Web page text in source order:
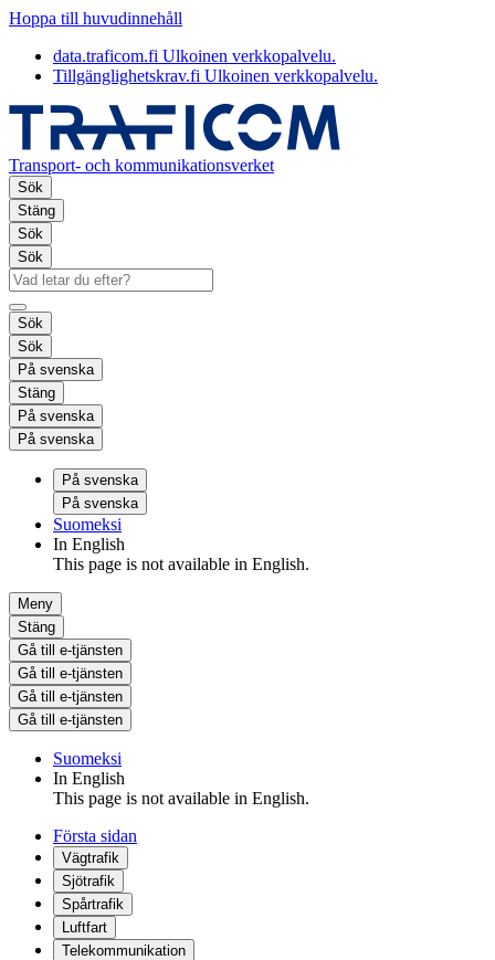
Hoppa till huvudinnehåll
data.traficom.fi Ulkoinen verkkopalvelu.
Tillgänglighetskrav.fi Ulkoinen verkkopalvelu.
Transport- och kommunikationsverket
Sök
Stäng
Sök
Sök
Sök
Sök
På svenska
Stäng
På svenska
På svenska
På svenska
På svenska
Suomeksi
In English
This page is not available in English.
Meny
Stäng
Gå till e-tjänsten
Gå till e-tjänsten
Gå till e-tjänsten
Gå till e-tjänsten
Suomeksi
In English
This page is not available in English.
Första sidan
Vägtrafik
Sjötrafik
Spårtrafik
Luftfart
Telekommunikation